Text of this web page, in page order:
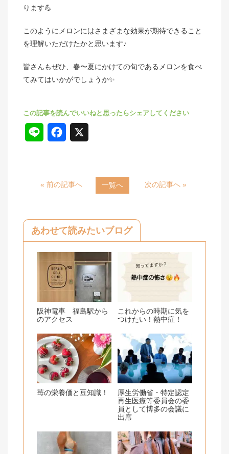
ります💪
このようにメロンにはさまざまな効果が期待できること
を理解いただけたかと思います♪
皆さんもぜひ、春〜夏にかけての旬であるメロンを食べ
てみてはいかがでしょうか✨
e e
o
o
« 前の記事へ 一覧へ 次の記事へ »
あわせて読みたいブログ
阪神電車 福島駅から
のアクセス
これからの時期に気を
つけたい！熱中症！
苺の栄養価と豆知識！
厚生労働省・特定認定
再生医療等委員会の委
員として博多の会議に
出席